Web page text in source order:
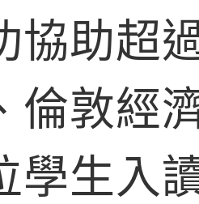
協助超
倫敦經
學生入